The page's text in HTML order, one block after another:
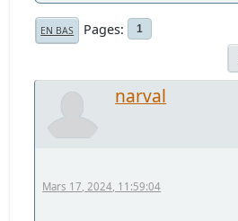
EN BAS Pages 1
narval
Mars 17, 2024, 11:59:04